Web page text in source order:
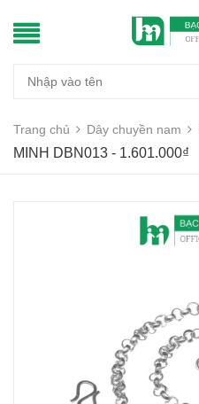
Trang chủ Dây chuyền nam
MINH DBN013 - 1.601.000₫